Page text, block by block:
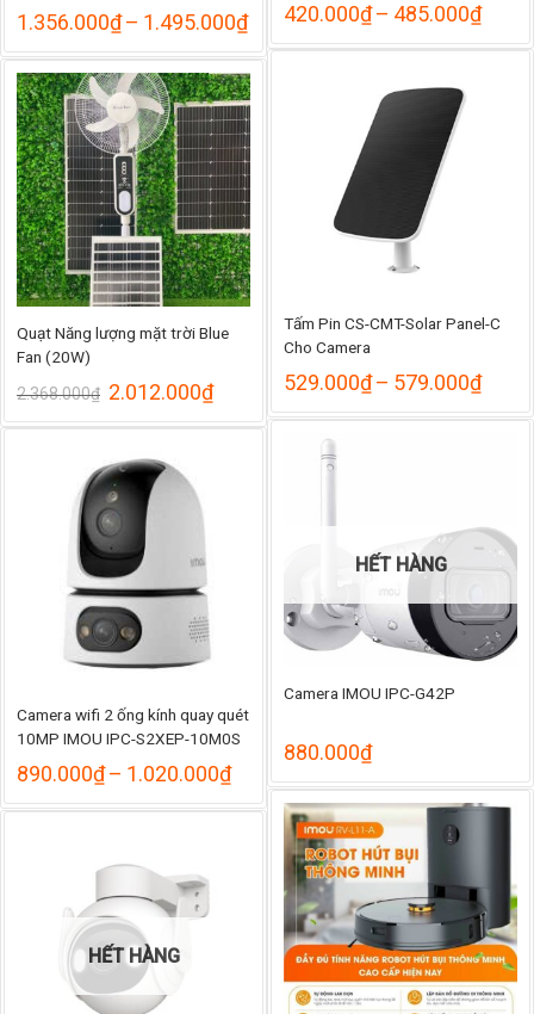
420.000₫– 485.000₫
giá:
từ
1.356.000₫– 1.495.000₫Khoảng
giá:
từ
1.356.000₫
đến
1.495.000₫
Tấm Pin CS-CMT-Solar Panel-C
Cho Camera
529.000₫– 579.000₫
từ
Quạt Năng lượng mặt trời Blue
Fan (20W)
2.368.000₫ Giá
là:
2.368.000₫.
2.012.000₫Giá
tại
HẾT HÀNG
Camera IMOU IPC-G42P
880.000₫
Camera wifi 2 ống kính quay quét
10MP IMOU IPC-S2XEP-10M0S
890.000₫– 1.020.000₫Khoảng
từ
890.000₫
1.020.000₫
HẾT HÀNG